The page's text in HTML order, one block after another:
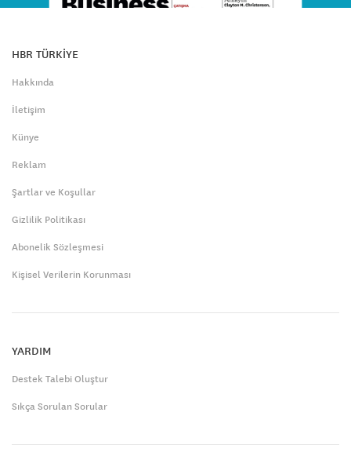
HBR TÜRKİYE
Hakkında
İletişim
Künye
Reklam
Şartlar ve Koşullar
Gizlilik Politikası
Abonelik Sözleşmesi
Kişisel Verilerin Korunması
YARDIM
Destek Talebi Oluştur
Sıkça Sorulan Sorular